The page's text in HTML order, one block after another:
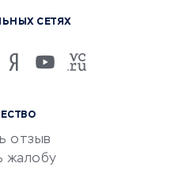
отзыв
жалобу
СЕТЯХ